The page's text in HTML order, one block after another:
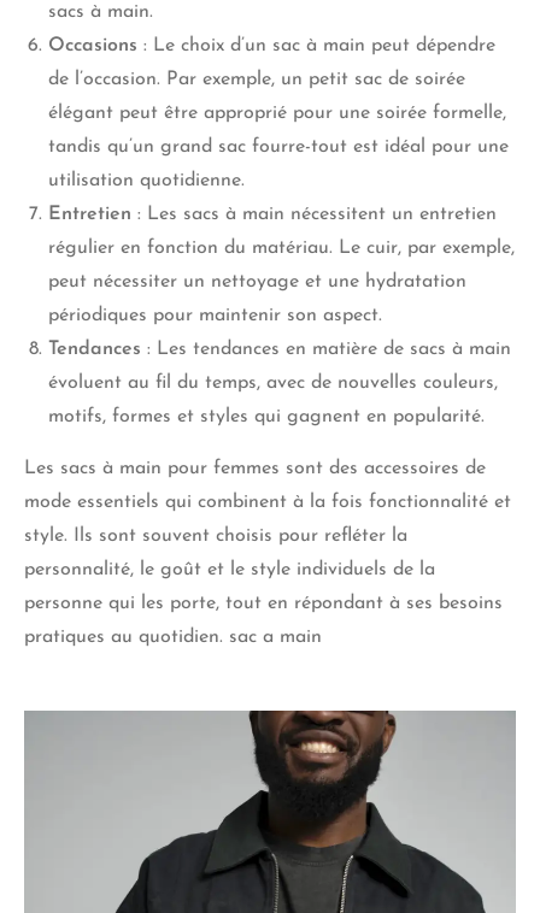
sacs à main.
Occasions : Le choix d’un sac à main peut dépendre
de l’occasion. Par exemple, un petit sac de soirée
élégant peut être approprié pour une soirée formelle,
tandis qu’un grand sac fourre-tout est idéal pour une
utilisation quotidienne.
Entretien : Les sacs à main nécessitent un entretien
régulier en fonction du matériau. Le cuir, par exemple,
peut nécessiter un nettoyage et une hydratation
périodiques pour maintenir son aspect.
Tendances : Les tendances en matière de sacs à main
évoluent au fil du temps, avec de nouvelles couleurs,
motifs, formes et styles qui gagnent en popularité.
Les sacs à main pour femmes sont des accessoires de
mode essentiels qui combinent à la fois fonctionnalité et
style. Ils sont souvent choisis pour refléter la
personnalité, le goût et le style individuels de la
personne qui les porte, tout en répondant à ses besoins
pratiques au quotidien. sac a main